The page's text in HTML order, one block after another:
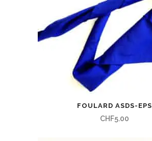
FOULARD ASDS-EPS
CHF5.00